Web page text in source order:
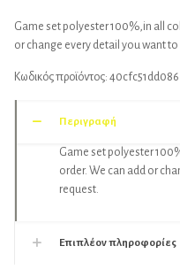
Game set polyester 100%,in all
or change every detail you want
Κωδικός προϊόντος:40cfc51dd086
Περιγραφή
Game set polyester
order. We can add or
request.
Επιπλέον πληροφορίες